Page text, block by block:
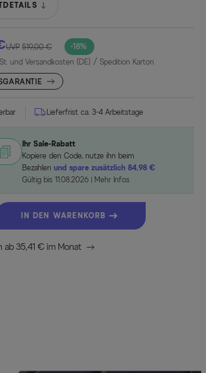
-18%
UVP 519,00 €
und Versandkosten (DE) / Spedition Karton
Lieferfrist ca. 3-4 Arbeitstage
Ihr Sale-Rabatt
Kopiere den Code, nutze ihn beim
Bezahlenund spare zusätzlich 84,98 €
Gültig bis 11.08.2026
Mehr Infos
IN DEN WARENKORB
ab 35,41 € im Monat